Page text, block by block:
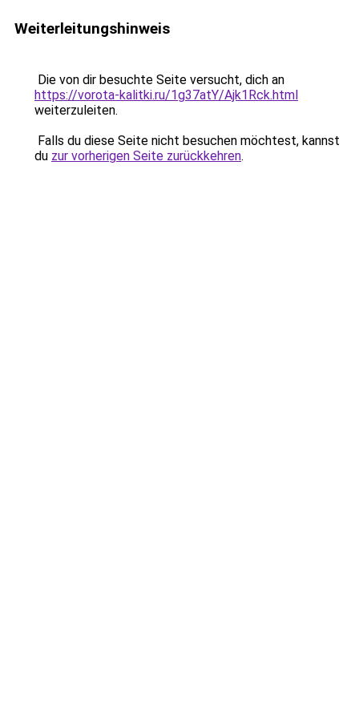
Weiterleitungshinweis
Die von dir besuchte Seite versucht, dich an
https://vorota-kalitki.ru/1g37atY/Ajk1Rck.html
weiterzuleiten.
Falls du diese Seite nicht besuchen möchtest, kannst
du zur vorherigen Seite zurückkehren.